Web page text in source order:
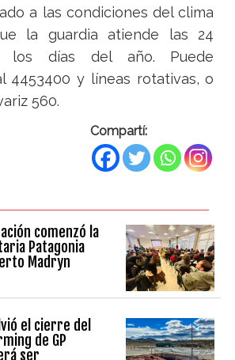
a las condiciones del clima
la guardia atiende las 24
los días del año. Puede
4453400 y líneas rotativas, o
560.
Compartí:
comenzó la
Patagonia
Madryn
el cierre del
de GP
ser